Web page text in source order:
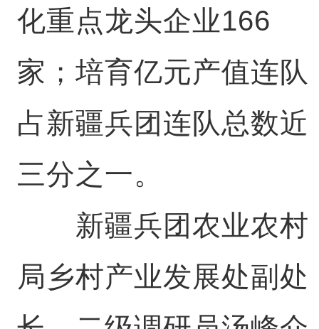
化重点龙头企业166
家；培育亿元产值连队
占新疆兵团连队总数近
三分之一。
新疆兵团农业农村
局乡村产业发展处副处